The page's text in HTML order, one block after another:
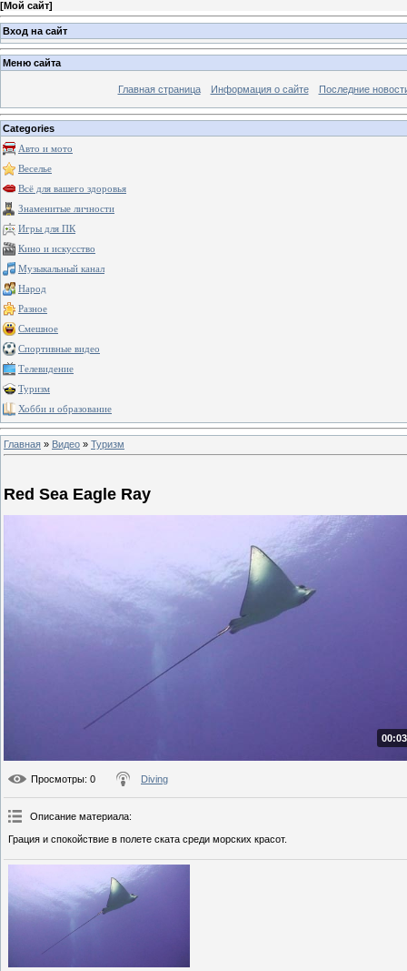
[Мой сайт]
Вход на сайт
Меню сайта
Главная страница Информация о сайте Последние
Categories
Авто и мото
Веселье
Всё для вашего здоровья
Знаменитые личности
Игры для ПК
Кино и искусство
Музыкальный канал
Народ
Разное
Смешное
Спортивные видео
Телевидение
Туризм
Хобби и образование
Главная » Видео » Туризм
Red Sea Eagle Ray
Просмотры: 0 Diving
Описание материала:
Грация и спокойствие в полете ската среди морских красот.